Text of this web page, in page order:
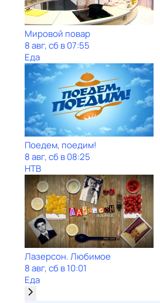
Мировой повар
8 авг, сб в 07:55
Еда
Поедем, поедим!
8 авг, сб в 08:25
НТВ
Лазерсон. Любимое
8 авг, сб в 10:01
Еда